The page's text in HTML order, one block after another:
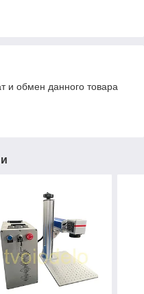
и обмен данного товара